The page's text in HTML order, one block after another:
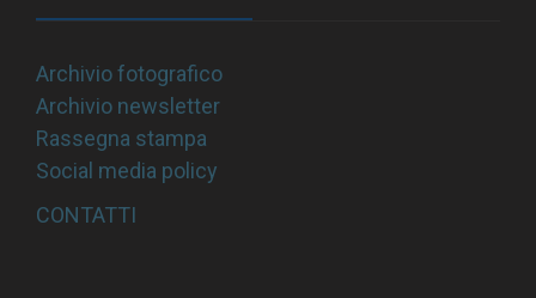
Archivio fotografico
Archivio newsletter
Rassegna stampa
Social media policy
CONTATTI